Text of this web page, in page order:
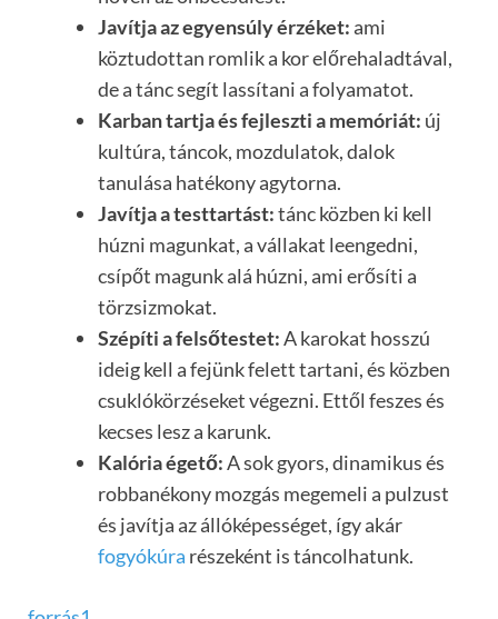
Javítja az egyensúly érzéket: ami
köztudottan romlik a kor előrehaladtával,
de a tánc segít lassítani a folyamatot.
Karban tartja és fejleszti a memóriát: új
kultúra, táncok, mozdulatok, dalok
tanulása hatékony agytorna.
Javítja a testtartást:tánc közben ki kell
húzni magunkat, a vállakat leengedni,
csípőt magunk alá húzni, ami erősíti a
törzsizmokat.
Szépíti a felsőtestet:A karokat hosszú
ideig kell a fejünk felett tartani, és közben
csuklókörzéseket végezni. Ettől feszes és
kecses lesz a karunk.
Kalória égető:A sok gyors, dinamikus és
robbanékony mozgás megemeli a pulzust
és javítja az állóképességet, így akár
fogyókúra részeként is táncolhatunk.